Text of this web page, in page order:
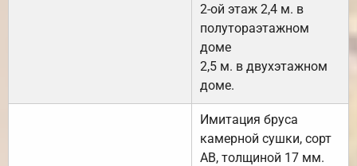
2-ой этаж 2,4 м. в
полутораэтажном
доме
2,5 м. в двухэтажном
доме.
Имитация бруса
камерной сушки, сорт
АВ, толщиной 17 мм.